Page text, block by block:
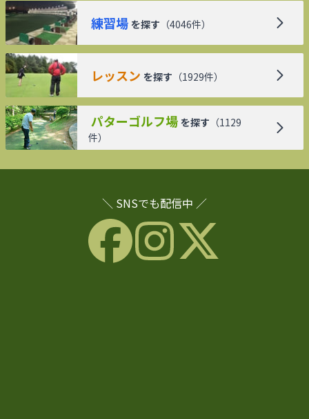
練習場 を探す （4046件）
レッスン を探す （1929件）
パターゴルフ場 を探す （1129
件）
＼ SNSでも配信中 ／